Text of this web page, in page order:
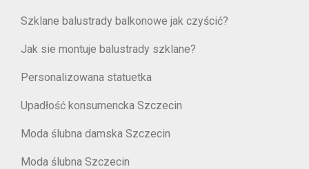
Szklane balustrady balkonowe jak czyścić?
Jak sie montuje balustrady szklane?
Personalizowana statuetka
Upadłość konsumencka Szczecin
Moda ślubna damska Szczecin
Moda ślubna Szczecin